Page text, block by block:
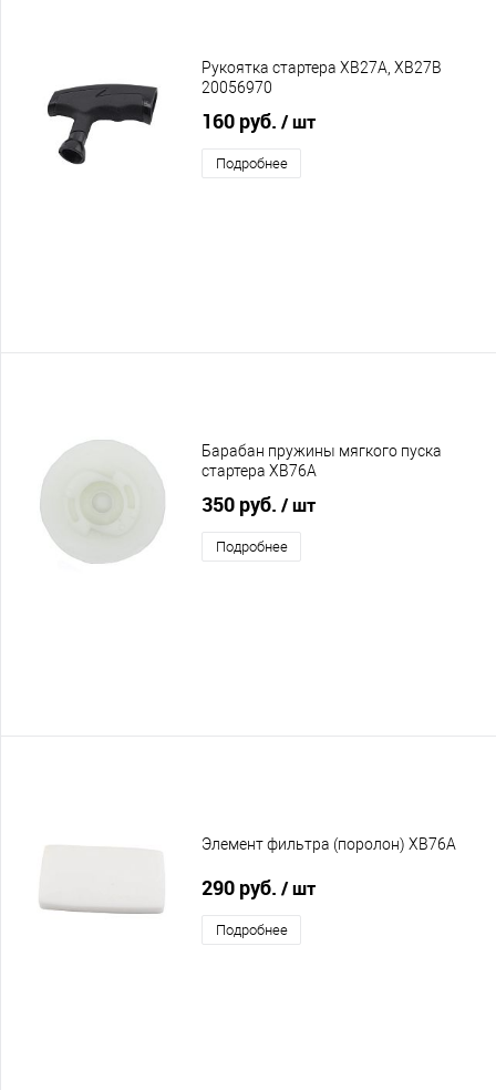
Рукоятка стартера XB27A, XB27B
20056970
160 руб. / шт
Подробнее
Барабан пружины мягкого пуска
стартера XB76A
350 руб. / шт
Подробнее
Элемент фильтра (поролон) XB76A
290 руб. / шт
Подробнее